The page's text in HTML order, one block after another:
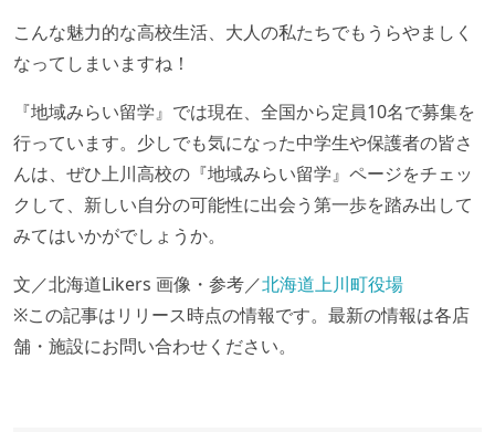
こんな魅力的な高校生活、大人の私たちでもうらやましく
なってしまいますね！
『地域みらい留学』では現在、全国から定員10名で募集を
行っています。少しでも気になった中学生や保護者の皆さ
んは、ぜひ上川高校の『地域みらい留学』ページをチェッ
クして、新しい自分の可能性に出会う第一歩を踏み出して
みてはいかがでしょうか。
文／北海道Likers 画像・参考／北海道上川町役場
※この記事はリリース時点の情報です。最新の情報は各店
舗・施設にお問い合わせください。